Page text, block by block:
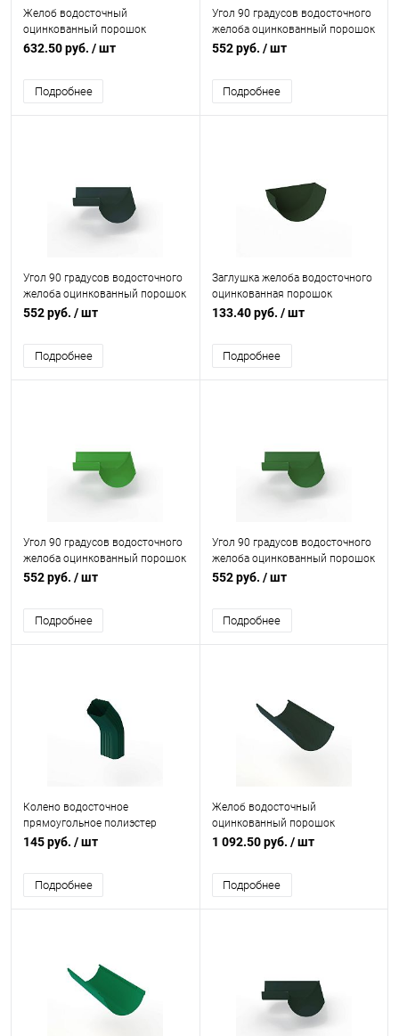
Желоб водосточный
оцинкованный порошок
ф150х2000мм RAL 6024
632.50 руб. / шт
Подробнее
Угол 90 градусов водосточного
желоба оцинкованный порошок
ф150х400х400мм RAL 6024
552 руб. / шт
Подробнее
Угол 90 градусов водосточного
желоба оцинкованный порошок
ф150х400х400мм RAL 6012
552 руб. / шт
Подробнее
Заглушка желоба водосточного
оцинкованная порошок
ф120мм RAL 6020
133.40 руб. / шт
Подробнее
Угол 90 градусов водосточного
желоба оцинкованный порошок
ф150х400х400мм RAL 6018
552 руб. / шт
Подробнее
Угол 90 градусов водосточного
желоба оцинкованный порошок
ф150х400х400мм RAL 6010
552 руб. / шт
Подробнее
Колено водосточное
прямоугольное полиэстер
Grand Line Vortex RAL 6005
145 руб. / шт
Подробнее
Желоб водосточный
оцинкованный порошок
ф220х2000мм RAL 6012
1 092.50 руб. / шт
Подробнее